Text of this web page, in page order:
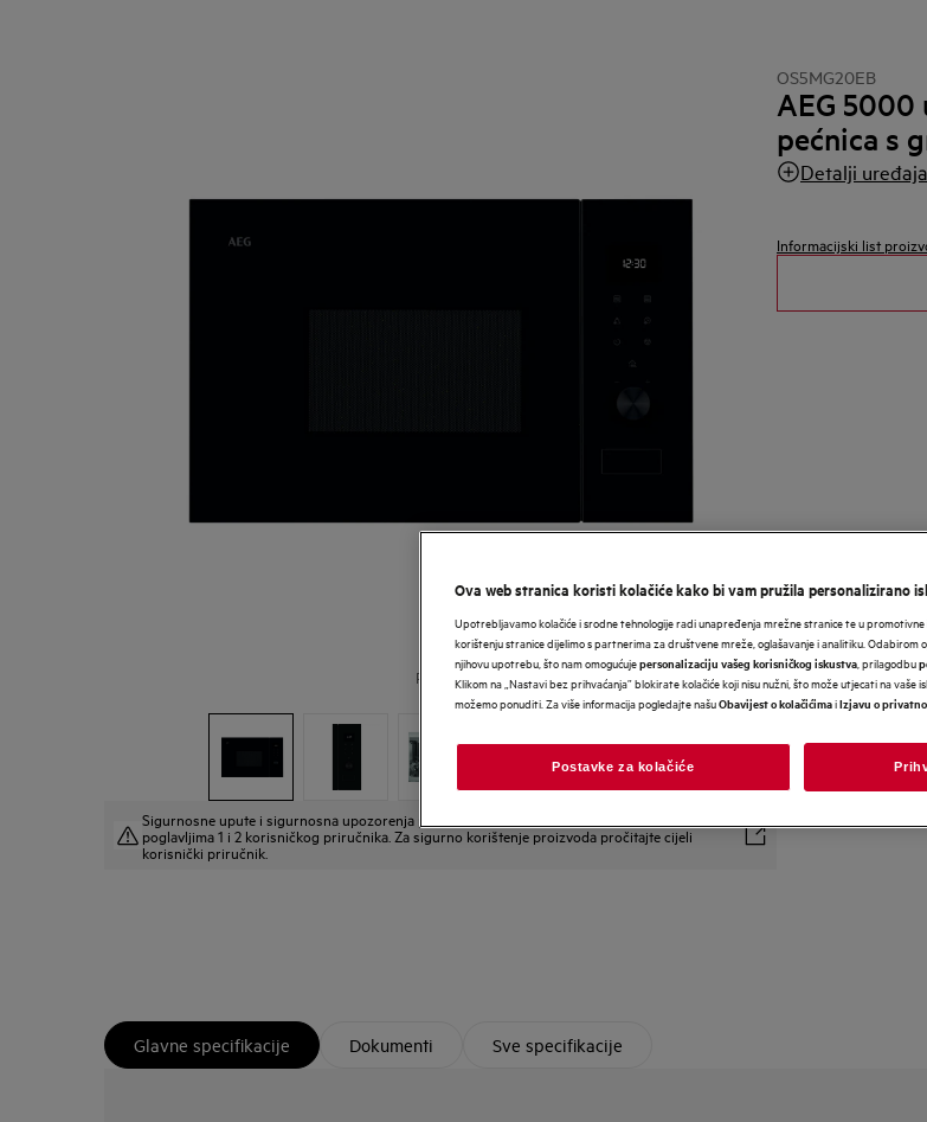
Povećaj
Sigurnosne upute i sigurnosna upozorenja prema EU regulativi 2023/988 navedeni su u
poglavljima 1 i 2 korisničkog priručnika. Za sigurno korištenje proizvoda pročitajte cijeli
korisnički priručnik.
OS5MG20EB
AEG 5000
pećnica s
Detalji uređaja
Informacijski list
Glavne specifikacije Dokumenti Sve specifikacije
Ova web stranica koristi kolačiće kako bi vam pružila personalizirano
Upotrebljavamo kolačiće i srodne tehnologije radi unapređenja mrežne stranice te u
korištenju stranice dijelimo s partnerima za društvene mreže, oglašavanje i analitiku. Odabirom
njihovu upotrebu, što nam omogućujepersonalizaciju vašeg korisničkog iskustva , prilagodbu
Klikom na „Nastavi bez prihvaćanja” blokirate kolačiće koji nisu nužni, što može utjecati na vaše
možemo ponuditi. Za više informacija pogledajte našuObavijest o kolačićimaiIzjavu o
Postavke za kolačiće